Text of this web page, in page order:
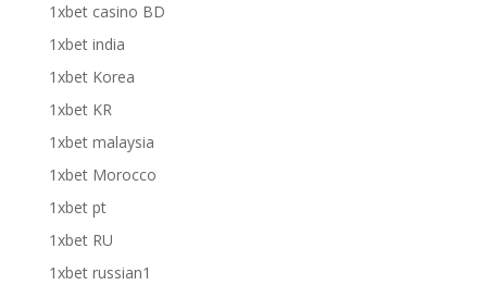
1xbet casino BD
1xbet india
1xbet Korea
1xbet KR
1xbet malaysia
1xbet Morocco
1xbet pt
1xbet RU
1xbet russian1